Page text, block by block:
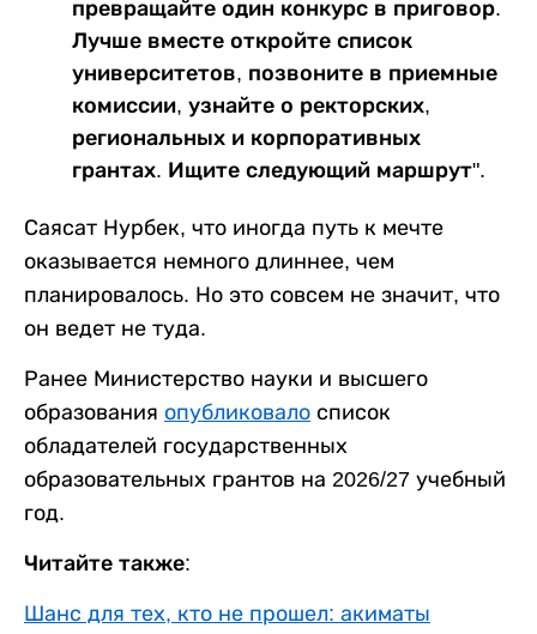
превращайте один конкурс в приговор.
Лучше вместе откройте список
университетов, позвоните в приемные
комиссии, узнайте о ректорских,
региональных и корпоративных
грантах. Ищите следующий маршрут".
Саясат Нурбек, что иногда путь к мечте
оказывается немного длиннее, чем
планировалось. Но это совсем не значит, что
он ведет не туда.
Ранее Министерство науки и высшего
образования опубликовало список
обладателей государственных
образовательных грантов на 2026/27 учебный
год.
Читайте также:
Шанс для тех, кто не прошел: акиматы